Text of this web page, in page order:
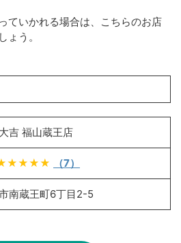
ていかれる場合は、こちらのお店
ょう。
吉 福山蔵王店
（7）
南蔵王町6丁目2-5